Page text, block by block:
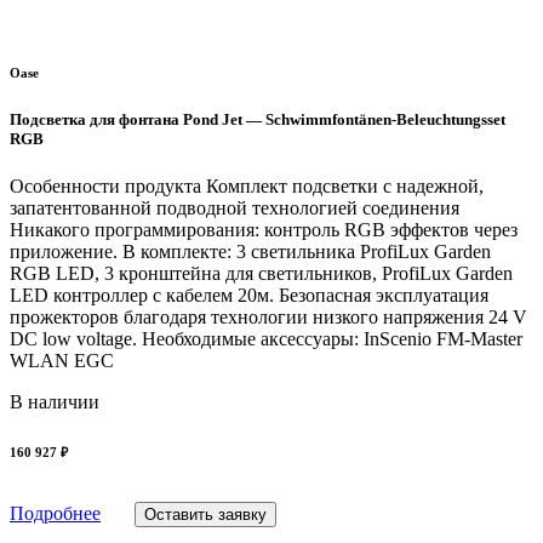
Oase
Подсветка для фонтана Pond Jet — Schwimmfontänen-Beleuchtungsset
RGB
Особенности продукта Комплект подсветки с надежной,
запатентованной подводной технологией соединения
Никакого программирования: контроль RGB эффектов через
приложение. В комплекте: 3 светильника ProfiLux Garden
RGB LED, 3 кронштейна для светильников, ProfiLux Garden
LED контроллер с кабелем 20м. Безопасная эксплуатация
прожекторов благодаря технологии низкого напряжения 24 V
DC low voltage. Необходимые аксессуары: InScenio FM-Master
WLAN EGC
В наличии
160 927 ₽
Подробнее Оставить заявку